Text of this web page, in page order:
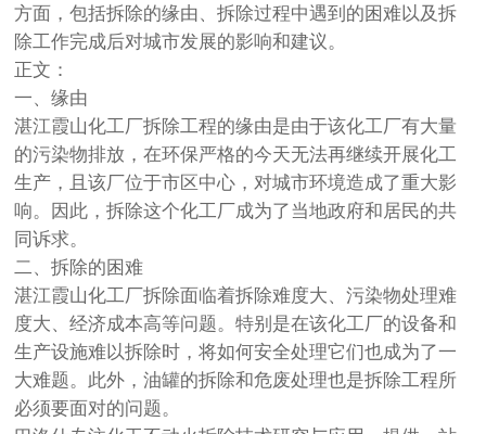
方面，包括拆除的缘由、拆除过程中遇到的困难以及拆
除工作完成后对城市发展的影响和建议。
正文：
一、缘由
湛江霞山化工厂拆除工程的缘由是由于该化工厂有大量
的污染物排放，在环保严格的今天无法再继续开展化工
生产，且该厂位于市区中心，对城市环境造成了重大影
响。因此，拆除这个化工厂成为了当地政府和居民的共
同诉求。
二、拆除的困难
湛江霞山化工厂拆除面临着拆除难度大、污染物处理难
度大、经济成本高等问题。特别是在该化工厂的设备和
生产设施难以拆除时，将如何安全处理它们也成为了一
大难题。此外，油罐的拆除和危废处理也是拆除工程所
必须要面对的问题。